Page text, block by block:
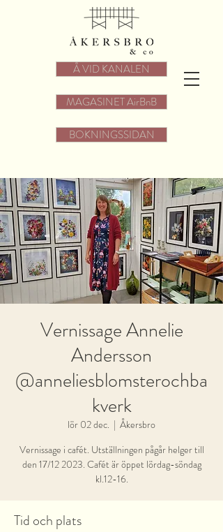
Å VID KANALEN
MAGASINET AirBnB
BOKNINGSSIDAN
Vernissage Annelie
Andersson
@anneliesblomsterochba
kverk
lör 02 dec.
  |
Åkersbro
Vernissage i cafét. Utställningen pågår helger till
den 17/12 2023. Cafét är öppet lördag-söndag
kl.12-16.
Tid och plats